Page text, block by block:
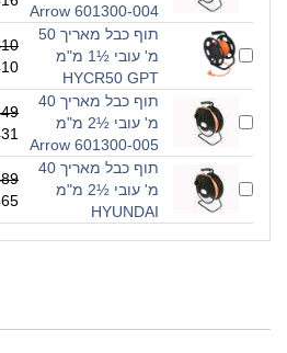
601300-004 Arrow
תוף כבל מאריך 50
מ' עובי ½1 מ"מ
HYCR50 GPT
תוף כבל מאריך 40
מ' עובי ½2 מ"מ
601300-005 Arrow
תוף כבל מאריך 40
מ' עובי ½2 מ"מ
HYUNDAI